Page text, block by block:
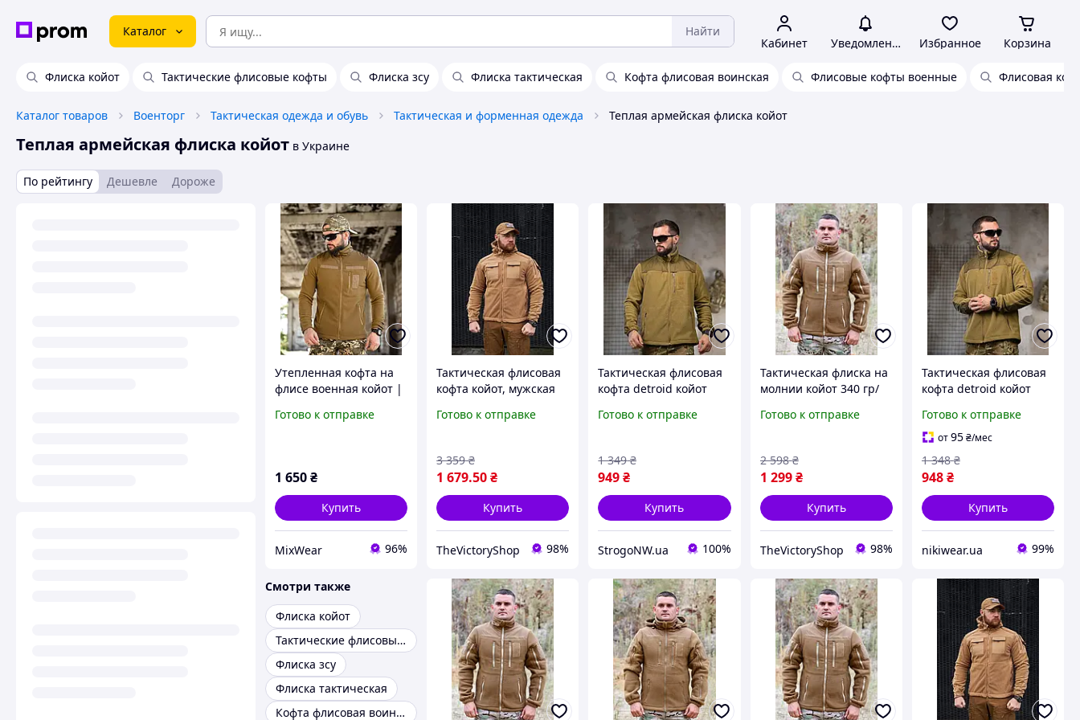
Каталог Найти
Кабинет Уведомления Избранное Корзина
Флиска койот Тактические флисовые кофты Флиска зсу Флиска тактическая Кофта флисовая воинская Флисовые кофты военные Флисовая
Каталог товаров Военторг Тактическая одежда и обувь Тактическая и форменная одежда Теплая армейская флиска койот
Теплая армейская флиска койот в Украине
По рейтингу Дешевле Дороже
Утепленная кофта на
флисе военная койот |
флиска армейская
Готово к отправке
1 650₴
Купить
MixWear 96%
Тактическая флисовая
кофта койот, мужская
армейская флиска
Готово к отправке
1 679.50₴
3 359 ₴
Купить
TheVictoryShop 98%
Тактическая флисовая
кофта detroid койот
военных, Теплая
цвета койот с
липучками пп4745
Готово к отправке
949₴
1 349 ₴
Купить
StrogoNW.ua 100%
Тактическая флиска на
молнии койот 340 гр/
флиска койот, военная
frocgs
Готово к отправке
1 299 ₴
2 598 ₴
Купить
TheVictoryShop 98%
Тактическая флисовая
кофта detroid койот
военных, Теплая
армейская флиска
цвета ко nikiwe
Готово к отправке
от95₴/мес
948₴
1 348 ₴
Купить
nikiwear.ua 99%
Смотри также
Флиска койот
Тактические флисовые кофты
Флиска зсу
Флиска тактическая
Кофта флисовая воинская